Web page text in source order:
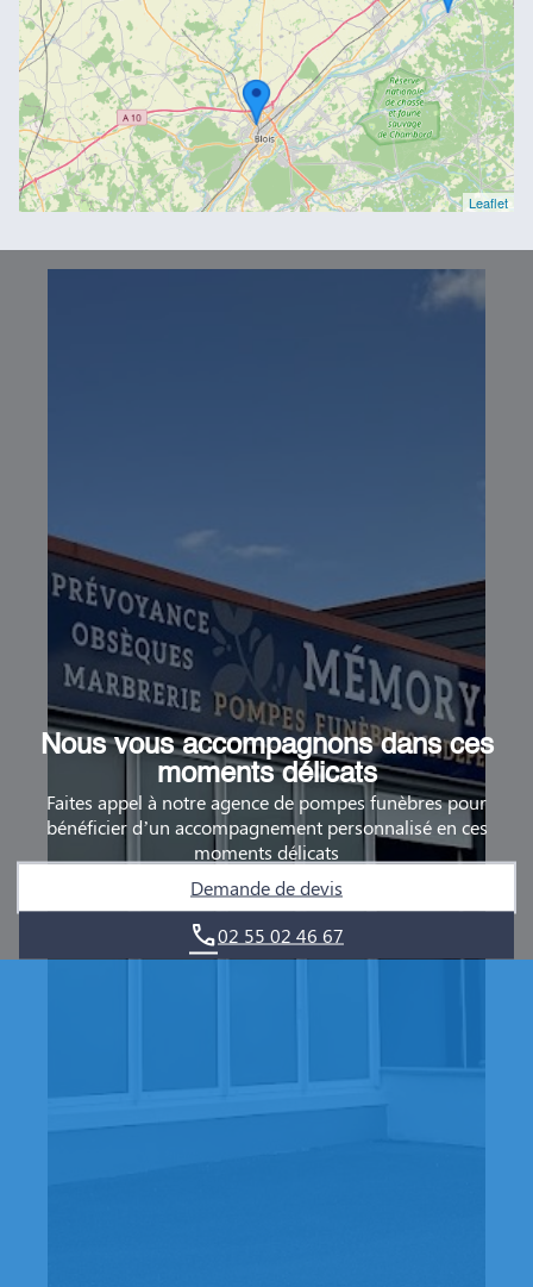
Leaflet
Nous vous accompagnons dans ces
moments délicats
Faites appel à notre agence de pompes funèbres pour
bénéficier d’un accompagnement personnalisé en ces
moments délicats
Demande de devis
02 55 02 46 67